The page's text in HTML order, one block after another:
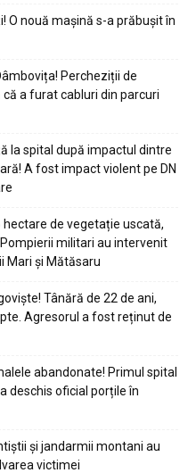
O nouă mașină s-a prăbușit în
Percheziții de
a furat cabluri din parcuri
la spital după impactul dintre
A fost impact violent pe DN
de vegetație uscată,
militari au intervenit
Mari și Mătăsaru
Tânără de 22 de ani,
Agresorul a fost reținut de
abandonate! Primul spital
deschis oficial porțile în
și jandarmii montani au
victimei